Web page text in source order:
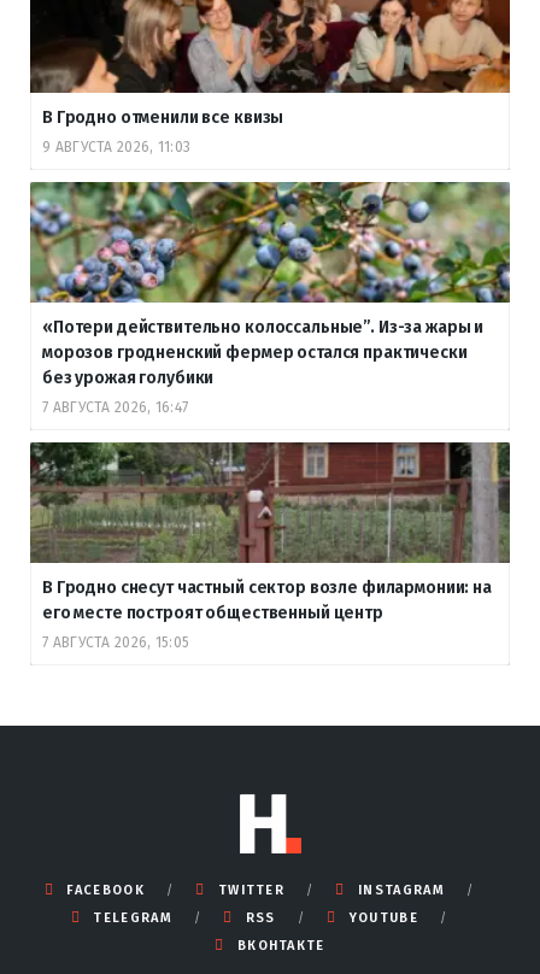
В Гродно отменили все квизы
9 АВГУСТА 2026, 11:03
«Потери действительно колоссальные”. Из-за жары и
морозов гродненский фермер остался практически
без урожая голубики
7 АВГУСТА 2026, 16:47
В Гродно снесут частный сектор возле филармонии: на
его месте построят общественный центр
7 АВГУСТА 2026, 15:05
FACEBOOK TWITTER
INSTAGRAM
TELEGRAM
RSS
YOUTUBE
ВКОНТАКТЕ